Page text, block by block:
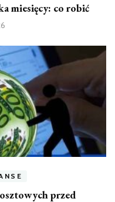
miesięcy: co robić
przed